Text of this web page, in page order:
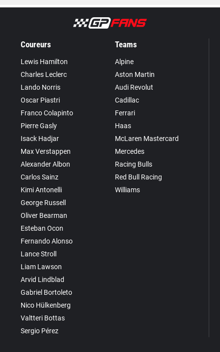
Coureurs
Lewis Hamilton
Charles Leclerc
Lando Norris
Oscar Piastri
Franco Colapinto
Pierre Gasly
Isack Hadjar
Max Verstappen
Alexander Albon
Carlos Sainz
Kimi Antonelli
George Russell
Oliver Bearman
Esteban Ocon
Fernando Alonso
Lance Stroll
Liam Lawson
Arvid Lindblad
Gabriel Bortoleto
Nico Hülkenberg
Valtteri Bottas
Sergio Pérez
Teams
Alpine
Aston Martin
Audi Revolut
Cadillac
Ferrari
Haas
McLaren Mastercard
Mercedes
Racing Bulls
Red Bull Racing
Williams